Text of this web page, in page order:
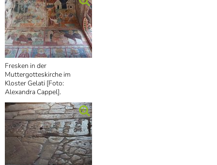
Fresken in der
Muttergotteskirche im
Kloster Gelati [Foto:
Alexandra Cappel].